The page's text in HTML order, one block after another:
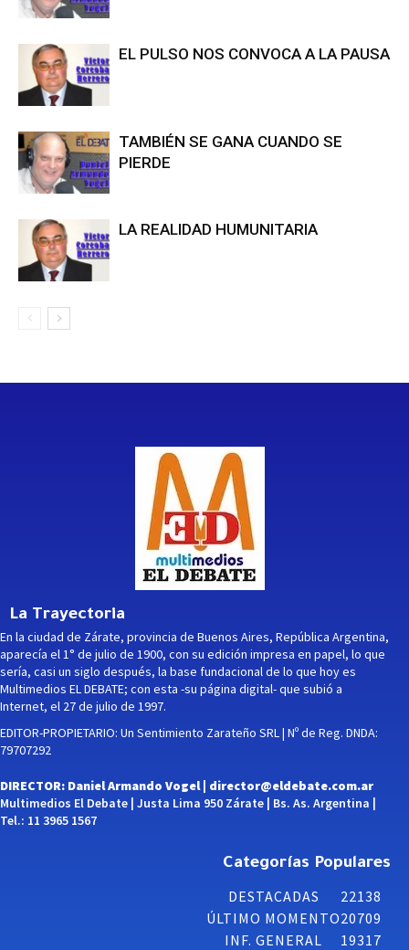
EL PULSO NOS CONVOCA A LA PAUSA
TAMBIÉN SE GANA CUANDO SE
PIERDE
LA REALIDAD HUMUNITARIA
La Trayectoria
En la ciudad de Zárate, provincia de Buenos Aires, República Argentina,
aparecía el 1° de julio de 1900, con su edición impresa en papel, lo que
sería, casi un siglo después, la base fundacional de lo que hoy es
Multimedios EL DEBATE; con esta -su página digital- que subió a
Internet, el 27 de julio de 1997.
EDITOR-PROPIETARIO: Un Sentimiento Zarateño SRL | Nº de Reg. DNDA:
79707292
DIRECTOR: Daniel Armando Vogel | director@eldebate.com.ar
Multimedios El Debate | Justa Lima 950 Zárate | Bs. As. Argentina |
Tel.: 11 3965 1567
Categorías Populares
DESTACADAS
22138
ÚLTIMO MOMENTO20709
INF. GENERAL
19317